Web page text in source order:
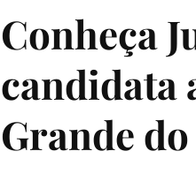
Conheça
candidata
Grande